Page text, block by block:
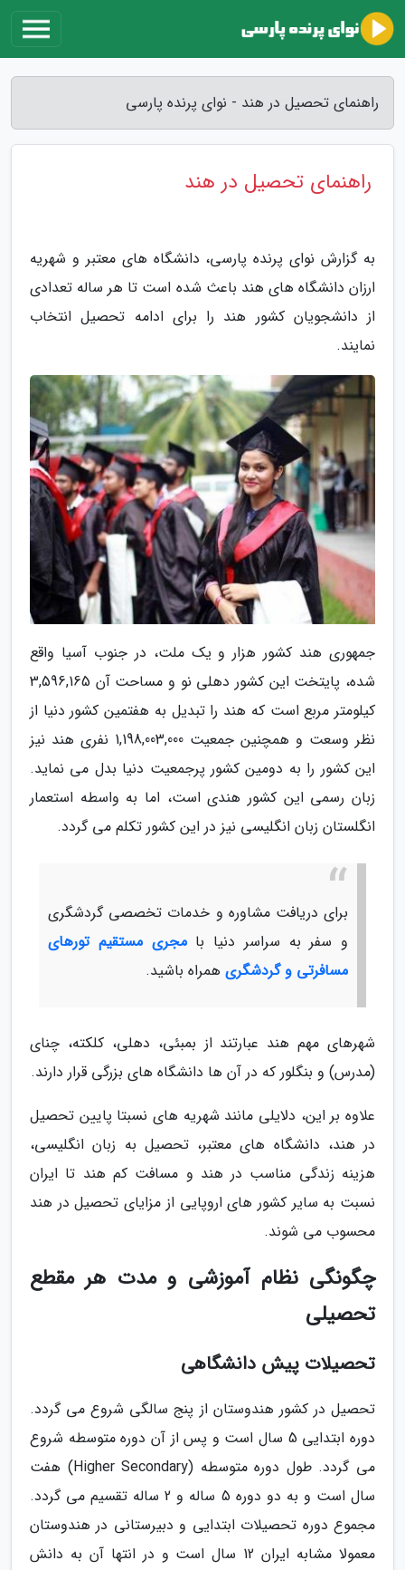
راهنمای تحصیل در هند - نوای پرنده پارسی
راهنمای تحصیل در هند
به گزارش نوای پرنده پارسی، دانشگاه های معتبر و شهریه
ارزان دانشگاه های هند باعث شده است تا هر ساله تعدادی
از دانشجویان کشور هند را برای ادامه تحصیل انتخاب
نمایند.
جمهوری هند کشور هزار و یک ملت، در جنوب آسیا واقع
شده، پایتخت این کشور دهلی نو و مساحت آن 3,596,165
کیلومتر مربع است که هند را تبدیل به هفتمین کشور دنیا از
نظر وسعت و همچنین جمعیت 1,198,003,000 نفری هند نیز
این کشور را به دومین کشور پرجمعیت دنیا بدل می نماید.
زبان رسمی این کشور هندی است، اما به واسطه استعمار
انگلستان زبان انگلیسی نیز در این کشور تکلم می گردد.
برای دریافت مشاوره و خدمات تخصصی گردشگری
و سفر به سراسر دنیا بامجری مستقیم تورهای
مسافرتی و گردشگری همراه باشید.
شهرهای مهم هند عبارتند از بمبئی، دهلی، کلکته، چنای
(مدرس) و بنگلور که در آن ها دانشگاه های بزرگی قرار دارند.
علاوه بر این، دلایلی مانند شهریه های نسبتا پایین تحصیل
در هند، دانشگاه های معتبر، تحصیل به زبان انگلیسی،
هزینه زندگی مناسب در هند و مسافت کم هند تا ایران
نسبت به سایر کشور های اروپایی از مزایای تحصیل در هند
محسوب می شوند.
چگونگی نظام آموزشی و مدت هر مقطع
تحصیلی
تحصیلات پیش دانشگاهی
تحصیل در کشور هندوستان از پنج سالگی شروع می گردد.
دوره ابتدایی 5 سال است و پس از آن دوره متوسطه شروع
می گردد. طول دوره متوسطه (Higher Secondary) هفت
سال است و به دو دوره 5 ساله و 2 ساله تقسیم می گردد.
مجموع دوره تحصیلات ابتدایی و دبیرستانی در هندوستان
معمولا مشابه ایران 12 سال است و در انتها آن به دانش